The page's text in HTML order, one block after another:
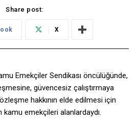
Share post:
X
Emekçiler Sendikası öncülüğünde,
güvencesiz çalıştırmaya
hakkının elde edilmesi için
kamu emekçileri alanlardaydı.